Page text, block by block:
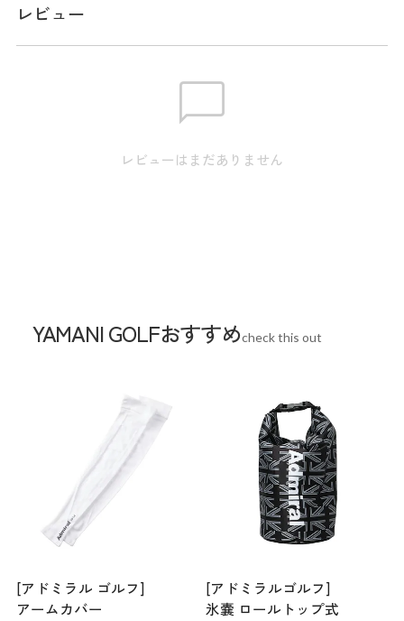
サイズ
生産国
中国
レビュー
レビューはまだありません
YAMANI GOLFおすすめcheck this out
[アドミラル ゴルフ]
アームカバー
[アドミラルゴルフ]
氷嚢 ロールトップ式